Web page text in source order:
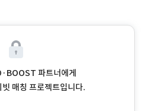
파트너에게
매칭 프로젝트입니다.